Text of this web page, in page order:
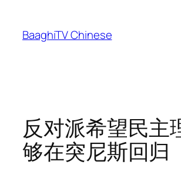
content
BaaghiTV Chinese
反对派希望民主
够在突尼斯回归